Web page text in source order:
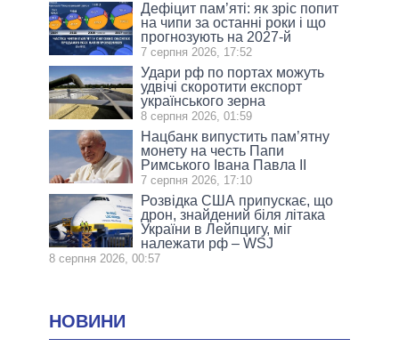
Дефіцит пам’яті: як зріс попит
на чипи за останні роки і що
прогнозують на 2027-й
7 серпня 2026, 17:52
Удари рф по портах можуть
удвічі скоротити експорт
українського зерна
8 серпня 2026, 01:59
Нацбанк випустить пам’ятну
монету на честь Папи
Римського Івана Павла II
7 серпня 2026, 17:10
Розвідка США припускає, що
дрон, знайдений біля літака
України в Лейпцигу, міг
належати рф – WSJ
8 серпня 2026, 00:57
НОВИНИ